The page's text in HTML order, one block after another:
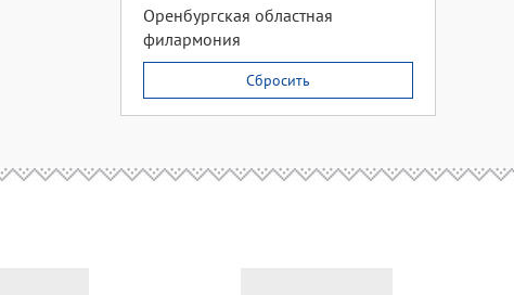
Оренбургская областная
филармония
Сбросить